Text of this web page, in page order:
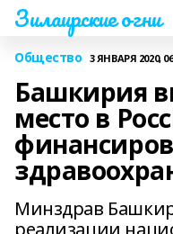
Зилаирские огни
Общество 3 ЯНВАРЯ 2020,
Башкирия
место в
Минздрав
реализации